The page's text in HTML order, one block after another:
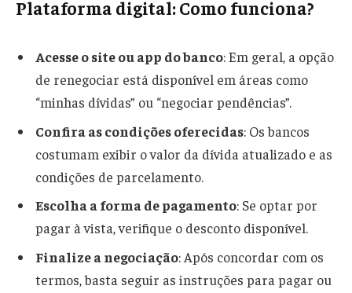
Plataforma digital: Como funciona?
Acesse o site ou app do banco: Em geral, a opção
de renegociar está disponível em áreas como
“minhas dívidas” ou “negociar pendências”.
Confira as condições oferecidas: Os bancos
costumam exibir o valor da dívida atualizado e as
condições de parcelamento.
Escolha a forma de pagamento: Se optar por
pagar à vista, verifique o desconto disponível.
Finalize a negociação: Após concordar com os
termos, basta seguir as instruções para pagar ou